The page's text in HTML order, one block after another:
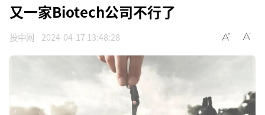
又一家Biotech公司不行了
投中网 2024-04-17 13:48:28